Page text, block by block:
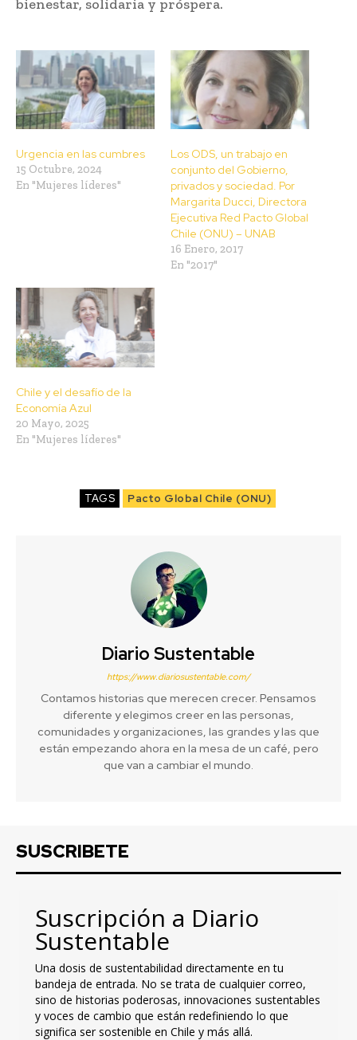
bienestar, solidaria y próspera.
Urgencia en las cumbres
15 Octubre, 2024
En "Mujeres líderes"
Los ODS, un trabajo en
conjunto del Gobierno,
privados y sociedad. Por
Margarita Ducci, Directora
Ejecutiva Red Pacto Global
Chile (ONU) – UNAB
16 Enero, 2017
En "2017"
Chile y el desafío de la
Economía Azul
20 Mayo, 2025
En "Mujeres líderes"
TAGS Pacto Global Chile (ONU)
Diario Sustentable
https://www.diariosustentable.com/
Contamos historias que merecen crecer. Pensamos
diferente y elegimos creer en las personas,
comunidades y organizaciones, las grandes y las que
están empezando ahora en la mesa de un café, pero
que van a cambiar el mundo.
SUSCRIBETE
Suscripción a Diario
Sustentable
Una dosis de sustentabilidad directamente en tu
bandeja de entrada. No se trata de cualquier correo,
sino de historias poderosas, innovaciones sustentables
y voces de cambio que están redefiniendo lo que
significa ser sostenible en Chile y más allá.